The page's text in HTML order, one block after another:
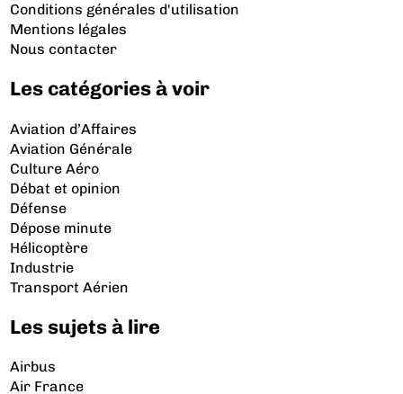
Conditions générales d'utilisation
Mentions légales
Nous contacter
Les catégories à voir
Aviation d’Affaires
Aviation Générale
Culture Aéro
Débat et opinion
Défense
Dépose minute
Hélicoptère
Industrie
Transport Aérien
Les sujets à lire
Airbus
Air France